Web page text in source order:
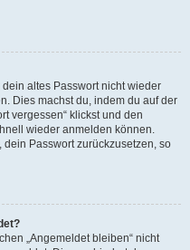
altes Passwort nicht wieder
Dies machst du, indem du auf der
vergessen“ klickst und den
wieder anmelden können.
Passwort zurückzusetzen, so
„Angemeldet bleiben“ nicht